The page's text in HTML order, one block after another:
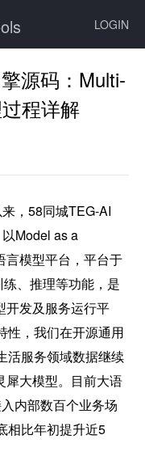
LOGIN
源码：Multi-
程详解
，58同城TEG-AI
Model as a
言模型平台，平台于
、推理等功能，是
开发及服务运行平
性，我们在开源通用
活服务领域数据继续
大模型。目前大语
内部数百个业务场
相比年初提升近5